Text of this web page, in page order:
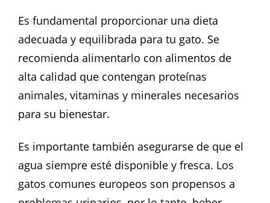
Es fundamental proporcionar una dieta
adecuada y equilibrada para tu gato. Se
recomienda alimentarlo con alimentos de
alta calidad que contengan proteínas
animales, vitaminas y minerales necesarios
para su bienestar.
Es importante también asegurarse de que el
agua siempre esté disponible y fresca. Los
gatos comunes europeos son propensos a